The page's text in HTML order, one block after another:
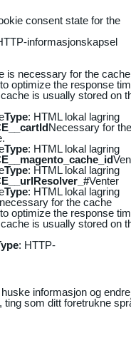
consent state for the
informasjonskapsel
is necessary for the cache
optimize the response
is usually stored on
Type: HTML lokal lagring
Necessary for the
Type: HTML lokal lagring
Type: HTML lokal lagring
Venter
Type: HTML lokal lagring
for the cache
optimize the response
is usually stored on
: HTTP-
informasjon og
ting som ditt foretrukne